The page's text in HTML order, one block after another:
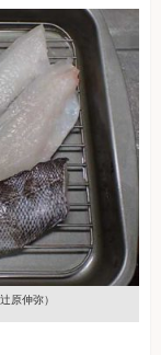
原伸弥）